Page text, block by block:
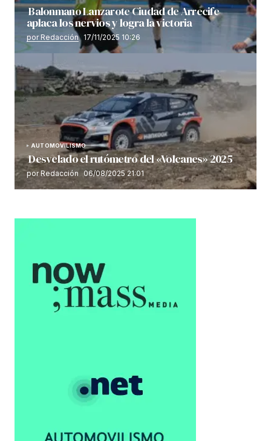
Balonmano Lanzarote Ciudad de Arrecife
aplaca los nervios y logra la victoria
por Redacción 17/11/2025 10:26
AUTOMOVILISMO
Desvelado el rutómetro del «Volcanes» 2025
por Redacción 06/08/2025 21:01